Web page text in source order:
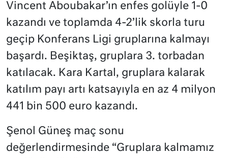
Vincent Aboubakar’ın enfes golüyle 1-0
kazandı ve toplamda 4-2’lik skorla turu
geçip Konferans Ligi gruplarına kalmayı
başardı. Beşiktaş, gruplara 3. torbadan
katılacak. Kara Kartal, gruplara kalarak
katılım payı artı katsayıyla en az 4 milyon
441 bin 500 euro kazandı.
Şenol Güneş maç sonu
değerlendirmesinde “Gruplara kalmamız